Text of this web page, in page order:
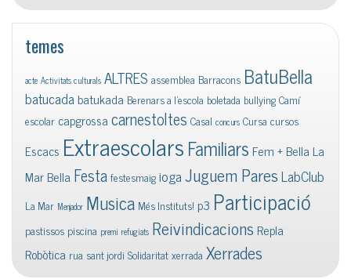
temes
acte Activitats culturals ALTRES assemblea Barracons BatuBella
batucadabatukada Berenars a l'escola boletada bullyingCamí
escolar capgrossacarnestoltes Casal concurs Cursa cursos
Escacs ExtraescolarsFamiliars Fem + Bella La
Mar Bella FestafestesmaigiogaJuguem ParesLabClub
La Mar Menjador Musica Més Instituts! p3 Participació
pastissos piscina premi refugiats Reivindicacions Repla
Robòtica rua sant jordi Solidaritatxerrada Xerrades